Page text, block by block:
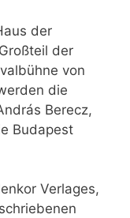
der
der
von
die
Berecz,
Budapest
Verlages,